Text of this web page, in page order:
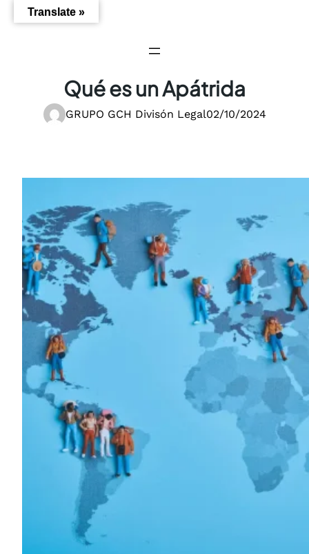
Saltar
Qué es un Apátrida
GRUPO GCH Divisón Legal02/10/2024
Translate »